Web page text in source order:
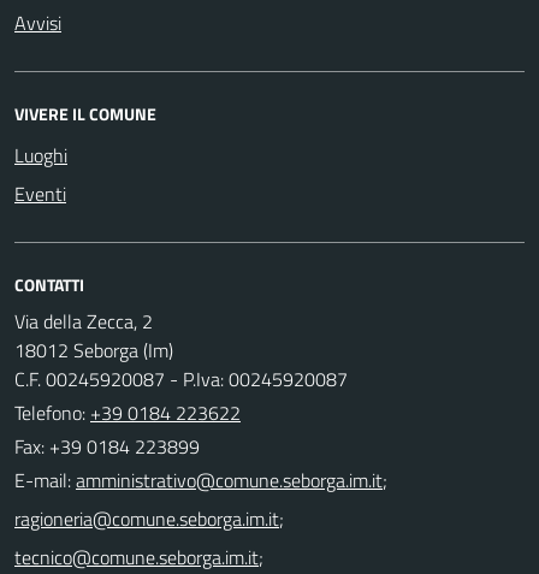
Avvisi
VIVERE IL COMUNE
Luoghi
Eventi
CONTATTI
Via della Zecca, 2
18012 Seborga (Im)
C.F. 00245920087 - P.Iva: 00245920087
Telefono: +39 0184 223622
Fax: +39 0184 223899
E-mail:
;
;
;